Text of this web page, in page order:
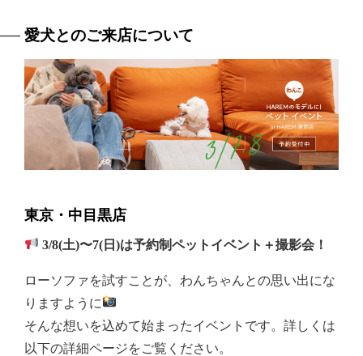
愛犬とのご来店について
東京・中目黒店
3/8(土)〜7(日)は予約制ペットイベント＋撮影会！
ローソファを試すことが、わんちゃんとの思い出にな
りますように
そんな想いを込めて始まったイベントです。詳しくは
以下の詳細ページをご覧ください。